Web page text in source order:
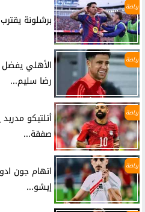
رياضة
برشلونة
رياضة
الأهلي
رضا سليم...
رياضة
أتلتيكو
صفقة...
رياضة
اتهام جون
إيشو...